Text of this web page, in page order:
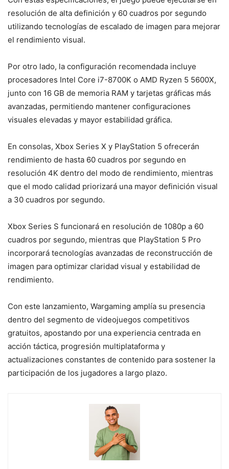
resolución de alta definición y 60 cuadros por segundo
utilizando tecnologías de escalado de imagen para mejorar
el rendimiento visual.
Por otro lado, la configuración recomendada incluye
procesadores Intel Core i7-8700K o AMD Ryzen 5 5600X,
junto con 16 GB de memoria RAM y tarjetas gráficas más
avanzadas, permitiendo mantener configuraciones
visuales elevadas y mayor estabilidad gráfica.
En consolas, Xbox Series X y PlayStation 5 ofrecerán
rendimiento de hasta 60 cuadros por segundo en
resolución 4K dentro del modo de rendimiento, mientras
que el modo calidad priorizará una mayor definición visual
a 30 cuadros por segundo.
Xbox Series S funcionará en resolución de 1080p a 60
cuadros por segundo, mientras que PlayStation 5 Pro
incorporará tecnologías avanzadas de reconstrucción de
imagen para optimizar claridad visual y estabilidad de
rendimiento.
Con este lanzamiento, Wargaming amplía su presencia
dentro del segmento de videojuegos competitivos
gratuitos, apostando por una experiencia centrada en
acción táctica, progresión multiplataforma y
actualizaciones constantes de contenido para sostener la
participación de los jugadores a largo plazo.